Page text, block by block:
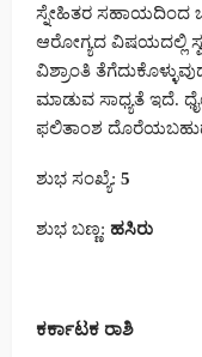
ಸ್ನೇಹಿತರ ಸಹಾಯದಿಂದ
ಆರೋಗ್ಯದ ವಿಷಯದಲ್ಲಿ
ವಿಶ್ರಾಂತಿ
ಮಾಡುವ ಸಾಧ್ಯತೆ ಇದೆ.
ಫಲಿತಾಂಶ
ಶುಭ ಸಂಖ್ಯೆ: 5
ಶುಭ ಬಣ್ಣ: ಹಸಿರು
ಕರ್ಕಾಟಕ ರಾಶಿ